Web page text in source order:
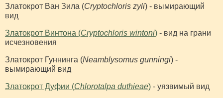
Златокрот Ван Зила (Cryptochloris zyli) - вымирающий
вид
Златокрот Винтона (Cryptochloris wintoni) - вид на грани
исчезновения
Златокрот Гуннинга (Neamblysomus gunningi) -
вымирающий вид
Златокрот Дуфии (Chlorotalpa duthieae) - уязвимый вид